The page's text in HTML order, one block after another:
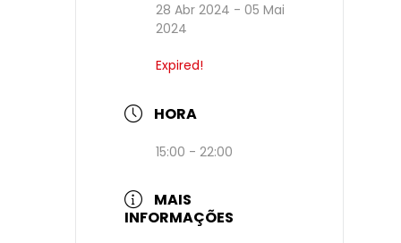
28 Abr 2024 - 05 Mai
2024
Expired!
HORA
15:00 - 22:00
MAIS
INFORMAÇÕES